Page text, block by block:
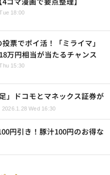
18:00
票でポイ活！「ミライマ」
万円相当が当たるチャンス
15:30
」ドコモとマネックス証券が
2026.1.28 Wed 16:30
円引き！豚汁100円のお得な